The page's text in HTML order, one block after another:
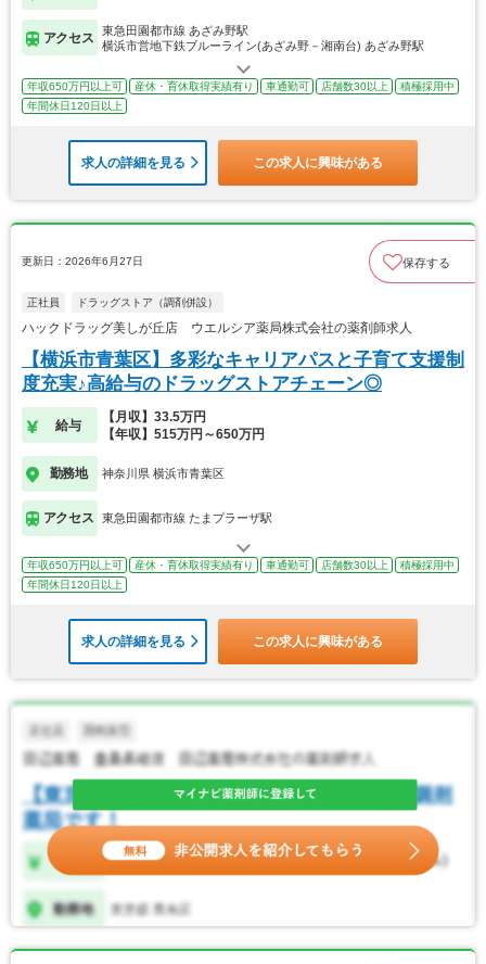
アクセス
東急田園都市線 あざみ野駅
横浜市営地下鉄ブルーライン(あざみ野－湘南台) あざみ野駅
年収650万円以上可 産休・育休取得実績有り 車通勤可 店舗数30以上
積極採用中
年間休日120日以上
求人の詳細を見る この求人に興味がある
更新日：2026年6月27日 保存する
正社員 ドラッグストア（調剤併設）
ハックドラッグ美しが丘店 ウエルシア薬局株式会社の薬剤師求人
【横浜市青葉区】多彩なキャリアパスと子育て支援制
度充実♪高給与のドラッグストアチェーン◎
給与
【月収】33.5万円
【年収】515万円～650万円
勤務地 神奈川県 横浜市青葉区
アクセス 東急田園都市線 たまプラーザ駅
年収650万円以上可 産休・育休取得実績有り 車通勤可 店舗数30以上
積極採用中
年間休日120日以上
求人の詳細を見る この求人に興味がある